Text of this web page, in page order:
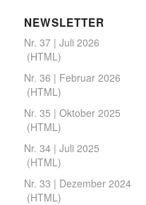
NEWSLETTER
Nr. 37 | Juli 2026
(HTML )
Nr. 36 | Februar 2026
(HTML )
Nr. 35 | Oktober 2025
(HTML )
Nr. 34 | Juli 2025
(HTML )
Nr. 33 | Dezember 2024
(HTML )